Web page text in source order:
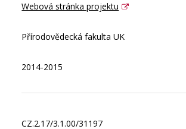
Webová stránka projektu
Přírodovědecká fakulta UK
2014-2015
CZ.2.17/3.1.00/31197